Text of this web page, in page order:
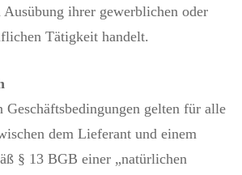
Ausübung ihrer gewerblichen oder
Tätigkeit handelt.
Geschäftsbedingungen gelten für alle
dem Lieferant und einem
§ 13 BGB einer „natürlichen